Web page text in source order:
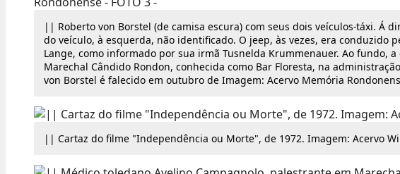
|| Roberto von Borstel (de camisa escura) com seus dois veículos-táxi. Á
do veículo, à esquerda, não identificado. O jeep, às vezes, era conduzido
Lange, como informado por sua irmã Tusnelda Krummenauer. Ao fundo,
Marechal Cândido Rondon, conhecida como Bar Floresta, na
von Borstel é falecido em outubro de Imagem: Acervo Memória
|| Cartaz do filme "Independência ou Morte", de 1972. Imagem: Acervo